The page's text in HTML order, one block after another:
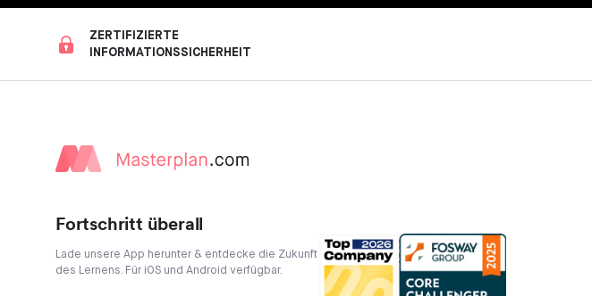
ZERTIFIZIERTE
INFORMATIONSSICHERHEIT
Fortschritt überall
Lade unsere App herunter & entdecke die Zukunft
des Lernens. Für iOS und Android verfügbar.